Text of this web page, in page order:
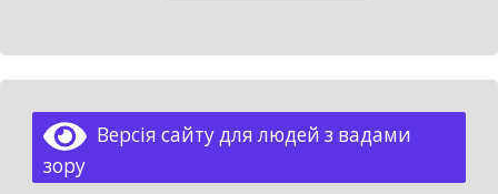
Версія сайту для людей з вадами
зору